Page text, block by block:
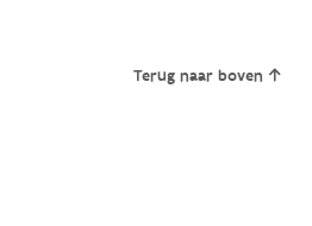
Terug naar boven